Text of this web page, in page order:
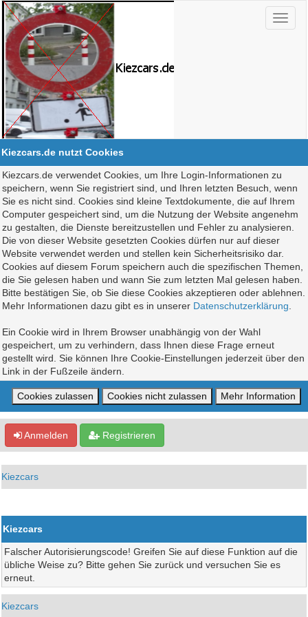
Kiezcars.de nutzt Cookies
Kiezcars.de verwendet Cookies, um Ihre Login-Informationen zu
speichern, wenn Sie registriert sind, und Ihren letzten Besuch, wenn
Sie es nicht sind. Cookies sind kleine Textdokumente, die auf Ihrem
Computer gespeichert sind, um die Nutzung der Website angenehm
zu gestalten, die Dienste bereitzustellen und Fehler zu analysieren.
Die von dieser Website gesetzten Cookies dürfen nur auf dieser
Website verwendet werden und stellen kein Sicherheitsrisiko dar.
Cookies auf diesem Forum speichern auch die spezifischen Themen,
die Sie gelesen haben und wann Sie zum letzten Mal gelesen haben.
Bitte bestätigen Sie, ob Sie diese Cookies akzeptieren oder ablehnen.
Mehr Informationen dazu gibt es in unserer Datenschutzerklärung
Ein Cookie wird in Ihrem Browser unabhängig von der Wahl
gespeichert, um zu verhindern, dass Ihnen diese Frage erneut
gestellt wird. Sie können Ihre Cookie-Einstellungen jederzeit über den
Link in der Fußzeile ändern.
Anmelden Registrieren
Kiezcars
Kiezcars
Falscher Autorisierungscode! Greifen Sie auf diese Funktion auf die
übliche Weise zu? Bitte gehen Sie zurück und versuchen Sie es
erneut.
Kiezcars